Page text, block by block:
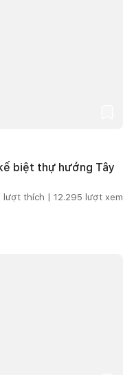
biệt thự hướng Tây
lượt thích | 12.295 lượt xem